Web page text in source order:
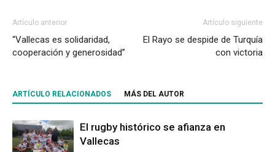
Artículo anterior
“Vallecas es solidaridad,
cooperación y generosidad”
Artículo siguiente
El Rayo se despide de Turquía
con victoria
ARTÍCULO RELACIONADOS MÁS DEL AUTOR
El rugby histórico se afianza en
Vallecas